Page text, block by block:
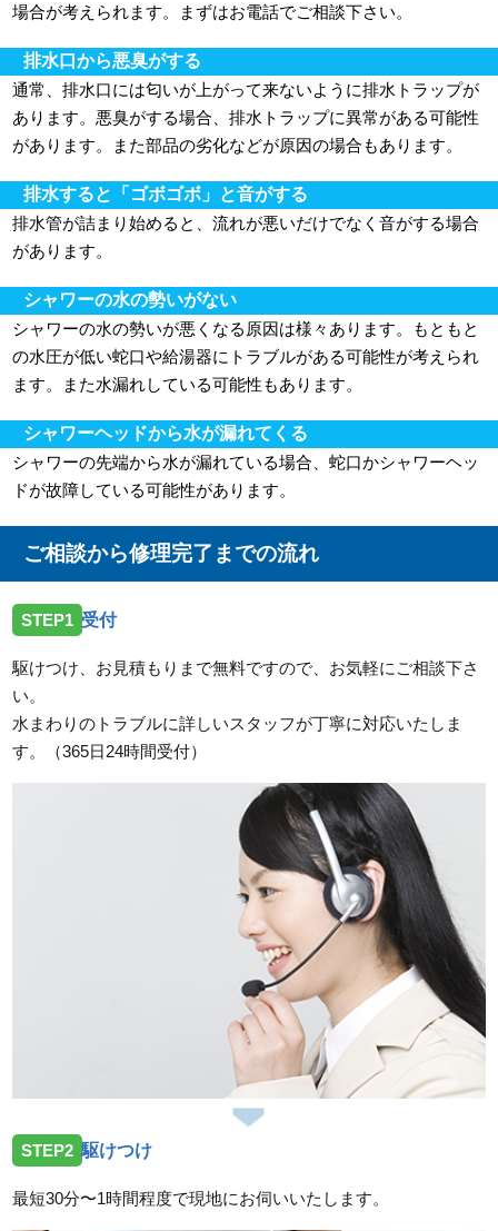
場合が考えられます。まずはお電話でご相談下さい。
排水口から悪臭がする
通常、排水口には匂いが上がって来ないように排水トラップが
あります。悪臭がする場合、排水トラップに異常がある可能性
があります。また部品の劣化などが原因の場合もあります。
排水すると「ゴボゴボ」と音がする
排水管が詰まり始めると、流れが悪いだけでなく音がする場合
があります。
シャワーの水の勢いがない
シャワーの水の勢いが悪くなる原因は様々あります。もともと
の水圧が低い蛇口や給湯器にトラブルがある可能性が考えられ
ます。また水漏れしている可能性もあります。
シャワーヘッドから水が漏れてくる
シャワーの先端から水が漏れている場合、蛇口かシャワーヘッ
ドが故障している可能性があります。
ご相談から修理完了までの流れ
STEP1 受付
駆けつけ、お見積もりまで無料ですので、お気軽にご相談下さ
い。
水まわりのトラブルに詳しいスタッフが丁寧に対応いたしま
す。（365日24時間受付）
STEP2 駆けつけ
最短30分〜1時間程度で現地にお伺いいたします。